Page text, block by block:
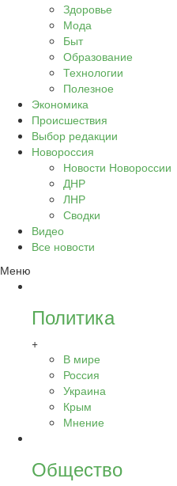
Здоровье
Мода
Быт
Образование
Технологии
Полезное
Экономика
Происшествия
Выбор редакции
Новороссия
Новости Новороссии
ДНР
ЛНР
Сводки
Видео
Все новости
Меню
Политика
+
В мире
Россия
Украина
Крым
Мнение
Общество